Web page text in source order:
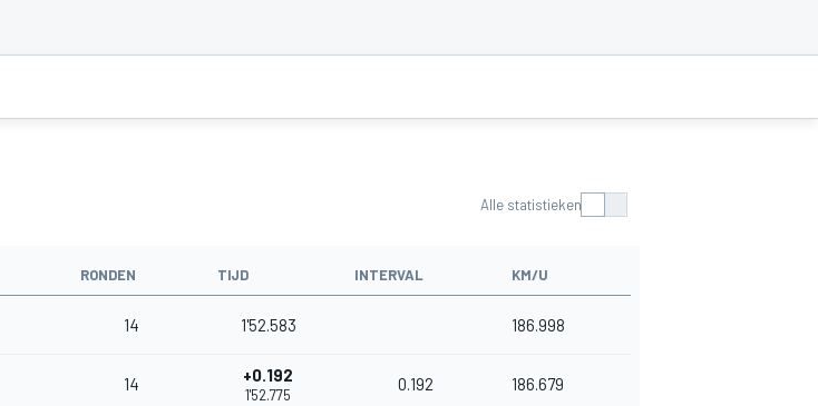
Alle statistieken
RONDEN TIJD INTERVAL KM/U
14 1'52.583 186.998
14 +0.192
1'52.775
0.192 186.679